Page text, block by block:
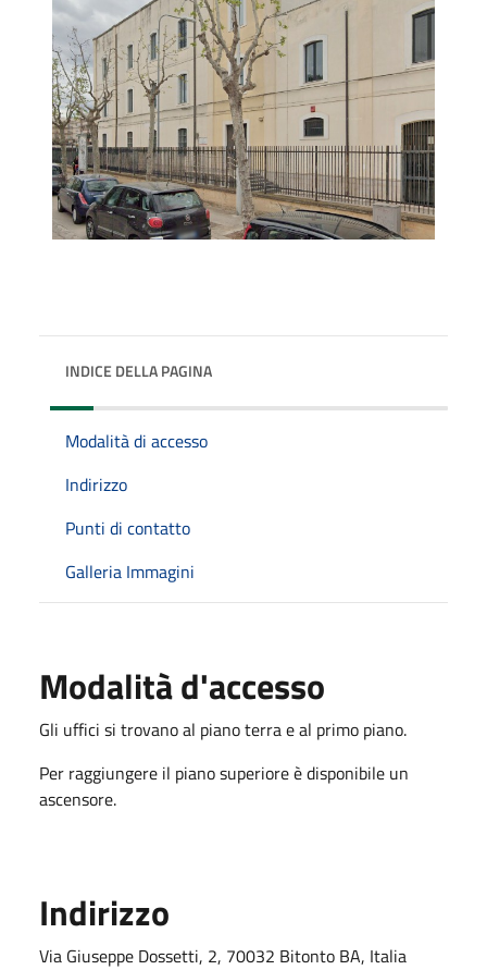
INDICE DELLA PAGINA
Modalità di accesso
Indirizzo
Punti di contatto
Galleria Immagini
Modalità d'accesso
Gli uffici si trovano al piano terra e al primo piano.
Per raggiungere il piano superiore è disponibile un
ascensore.
Indirizzo
Via Giuseppe Dossetti, 2, 70032 Bitonto BA, Italia